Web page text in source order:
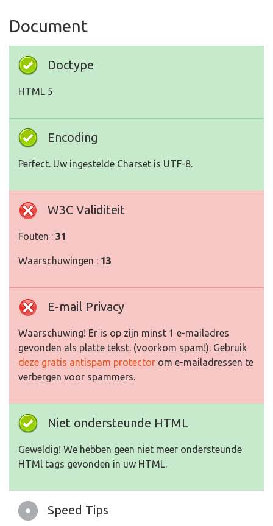
Document
Doctype
HTML 5
Encoding
Perfect. Uw ingestelde Charset is UTF-8.
W3C Validiteit
Fouten : 31
Waarschuwingen : 13
E-mail Privacy
Waarschuwing! Er is op zijn minst 1 e-mailadres
gevonden als platte tekst. (voorkom spam!). Gebruik
deze gratis antispam protector om e-mailadressen te
verbergen voor spammers.
Niet ondersteunde HTML
Geweldig! We hebben geen niet meer ondersteunde
HTMl tags gevonden in uw HTML.
Speed Tips